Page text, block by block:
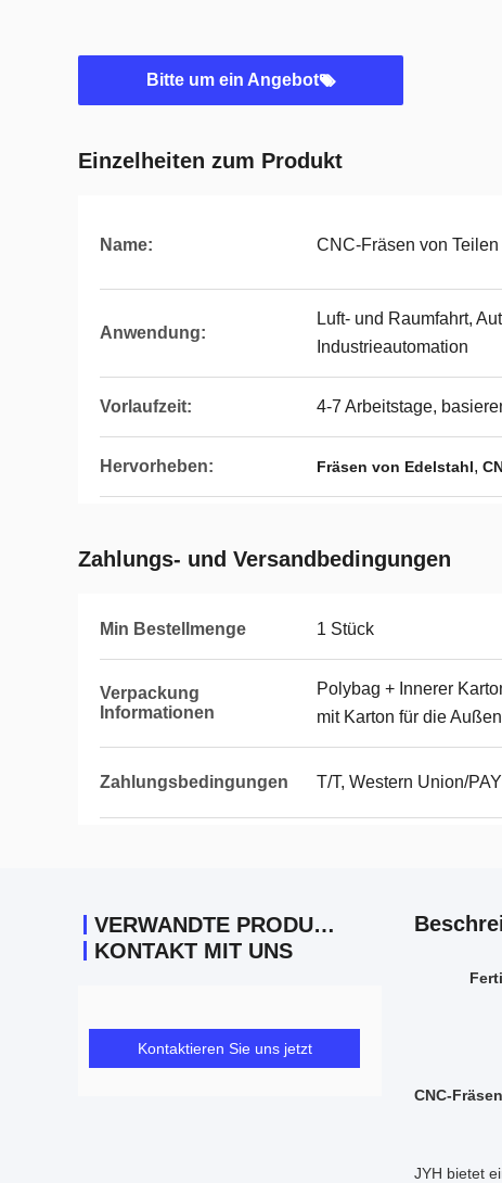
Bitte um ein Angebot
Einzelheiten zum Produkt
Name: CNC-Fräsen von Teilen
Anwendung:
Luft- und Raumfahrt,
Industrieautomation
Vorlaufzeit: 4-7 Arbeitstage,
Hervorheben: Fräsen von Edelstahl,
Zahlungs- und Versandbedingungen
Min Bestellmenge 1 Stück
Verpackung
Informationen
Polybag + Innerer
mit Karton für die
Zahlungsbedingungen T/T, Western Union/
VERWANDTE PRODUKTE
KONTAKT MIT UNS
Kontaktieren Sie uns jetzt
CNC-
JYH bietet